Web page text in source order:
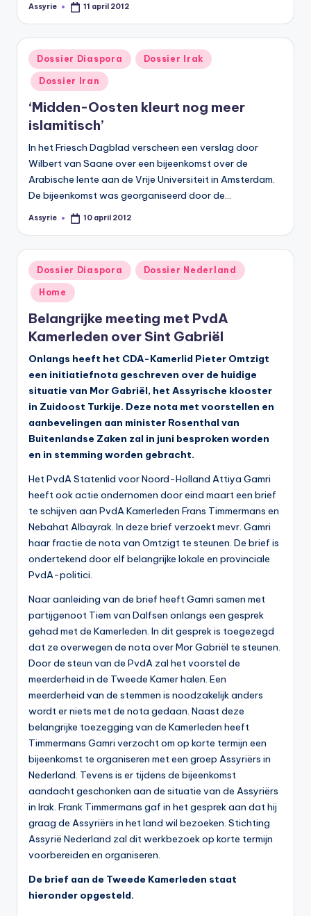
d
e
Geplaatst
Assyrie 11 april 2012
Geplaatst
in
Dossier Diaspora Dossier Irak
Dossier Iran
‘Midden-Oosten kleurt nog meer
islamitisch’
In het Friesch Dagblad verscheen een verslag door
Wilbert van Saane over een bijeenkomst over de
Arabische lente aan de Vrije Universiteit in Amsterdam.
De bijeenkomst was georganiseerd door de…
Geplaatst
Assyrie 10 april 2012
Geplaatst
in
Dossier Diaspora Dossier Nederland
Home
Belangrijke meeting met PvdA
Kamerleden over Sint Gabriël
Onlangs heeft het CDA-Kamerlid Pieter Omtzigt
een initiatiefnota geschreven over de huidige
situatie van Mor Gabriël, het Assyrische klooster
in Zuidoost Turkije. Deze nota met voorstellen en
aanbevelingen aan minister Rosenthal van
Buitenlandse Zaken zal in juni besproken worden
en in stemming worden gebracht.
Het PvdA Statenlid voor Noord-Holland Attiya Gamri
heeft ook actie ondernomen door eind maart een brief
te schijven aan PvdA Kamerleden Frans Timmermans en
Nebahat Albayrak. In deze brief verzoekt mevr. Gamri
haar fractie de nota van Omtzigt te steunen. De brief is
ondertekend door elf belangrijke lokale en provinciale
PvdA-politici.
Naar aanleiding van de brief heeft Gamri samen met
partijgenoot Tiem van Dalfsen onlangs een gesprek
gehad met de Kamerleden. In dit gesprek is toegezegd
dat ze overwegen de nota over Mor Gabriël te steunen.
Door de steun van de PvdA zal het voorstel de
meerderheid in de Tweede Kamer halen. Een
meerderheid van de stemmen is noodzakelijk anders
wordt er niets met de nota gedaan. Naast deze
belangrijke toezegging van de Kamerleden heeft
Timmermans Gamri verzocht om op korte termijn een
bijeenkomst te organiseren met een groep Assyriërs in
Nederland. Tevens is er tijdens de bijeenkomst
aandacht geschonken aan de situatie van de Assyriërs
in Irak. Frank Timmermans gaf in het gesprek aan dat hij
graag de Assyriërs in het land wil bezoeken. Stichting
Assyrië Nederland zal dit werkbezoek op korte termijn
voorbereiden en organiseren.
De brief aan de Tweede Kamerleden staat
hieronder opgesteld.